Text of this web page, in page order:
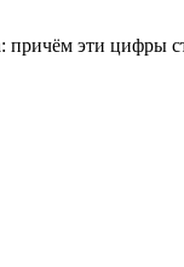
причём эти цифры